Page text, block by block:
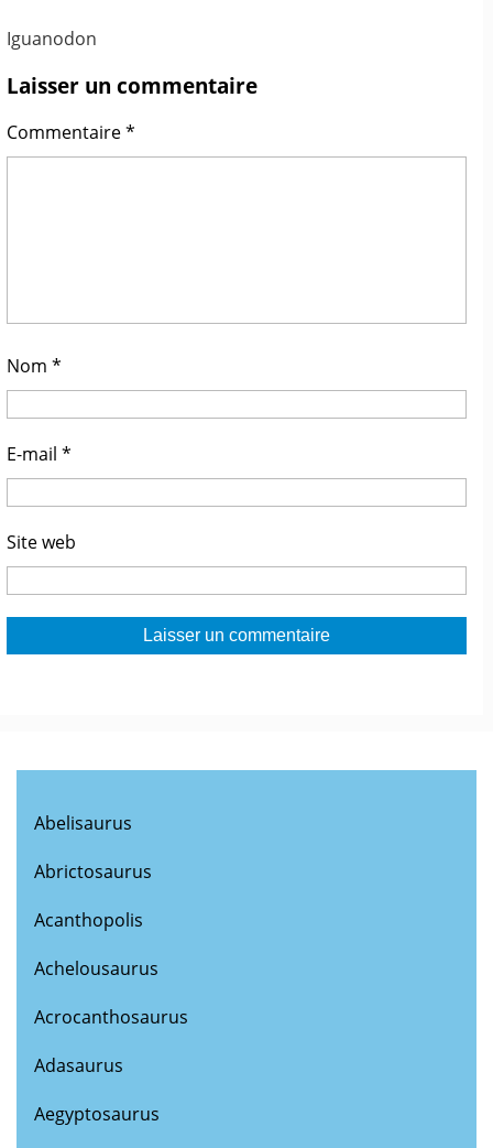
Iguanodon
Laisser un commentaire
Commentaire*
Nom*
E-mail*
Site web
Abelisaurus
Abrictosaurus
Acanthopolis
Achelousaurus
Acrocanthosaurus
Adasaurus
Aegyptosaurus